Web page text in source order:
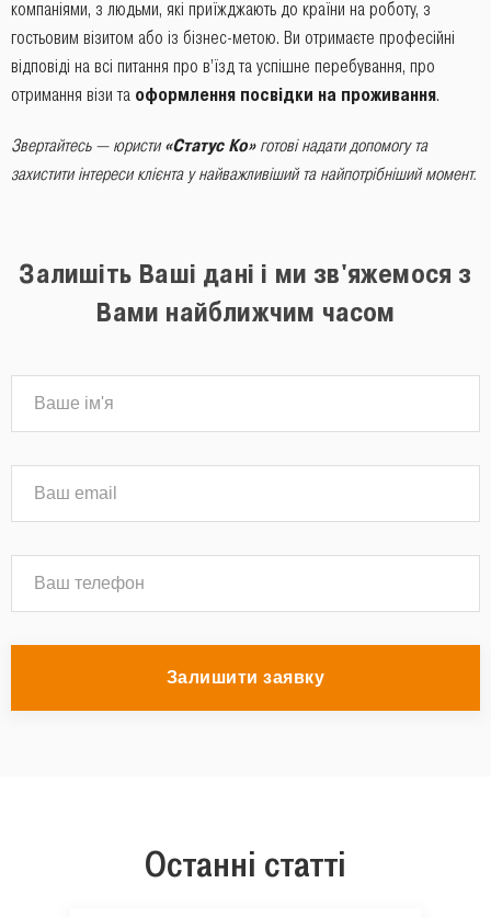
компаніями, з людьми, які приїжджають до країни на роботу, з
гостьовим візитом або із бізнес-метою. Ви отримаєте професійні
відповіді на всі питання про в’їзд та успішне перебування, про
отримання візи та оформлення посвідки на проживання.
Звертайтесь ― юристи«Статус Ко»готові надати допомогу та
захистити інтереси клієнта у найважливіший та найпотрібніший момент.
Залишіть Ваші дані і ми зв'яжемося з
Вами найближчим часом
Залишити заявку
Останні статті